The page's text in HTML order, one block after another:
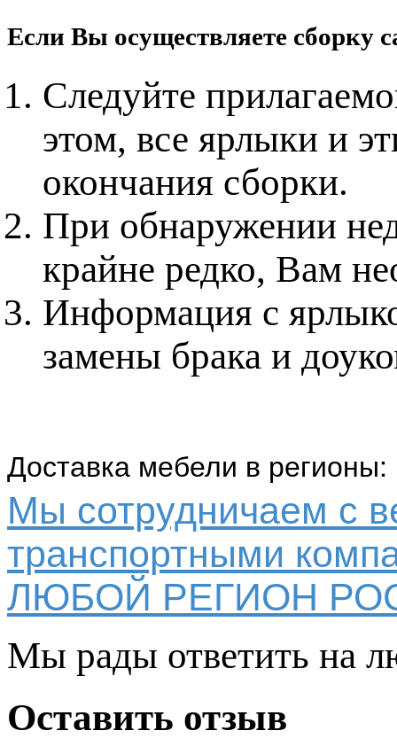
Если Вы осуществляете сборку
Следуйте
этом, все ярлыки и
окончания сборки.
При обнаружении
крайне редко, Вам
Информация с
замены брака и
Доставка мебели в регионы:
Мы сотрудничаем с
транспортными
ЛЮБОЙ РЕГИОН
Мы рады ответить на
Оставить отзыв